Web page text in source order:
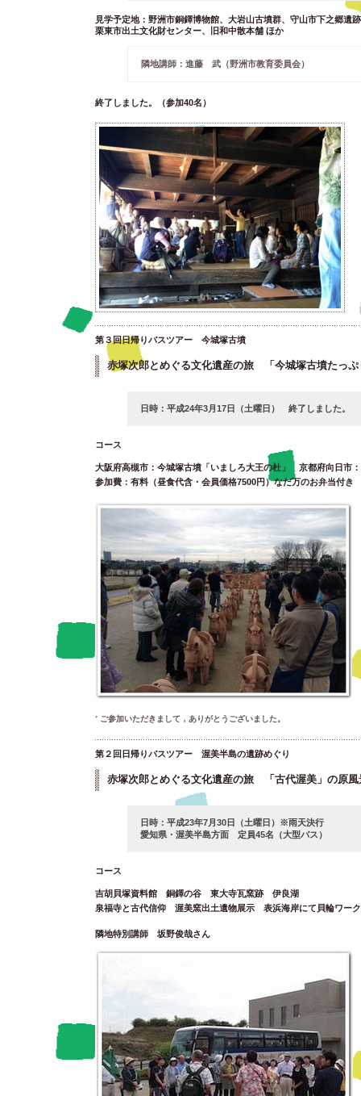
見学予定地：野洲市銅鐸博物館、大岩山古墳群、守山市下之郷遺
栗東市出土文化財センター、旧和中散本舗 ほか
隣地講師：進藤 武（野洲市教育委員会）
終了しました。（参加40名）
第３回日帰りバスツアー 今城塚古墳
赤塚次郎とめぐる文化遺産の旅 「今城塚古墳たっぷ
日時：平成24年3月17日（土曜日） 終了しました。
コース
大阪府高槻市：今城塚古墳「いましろ大王の杜」 京都府向日市
参加費：有料（昼食代含・会員価格7500円）なだ万のお弁当付き
ご参加いただきまして，ありがとうございました。
第２回日帰りバスツアー 渥美半島の遺跡めぐり
赤塚次郎とめぐる文化遺産の旅 「古代渥美」の原風
日時：平成23年7月30日（土曜日）※雨天決行
愛知県・渥美半島方面 定員45名（大型バス）
コース
吉胡貝塚資料館 銅鐸の谷 東大寺瓦窯跡 伊良湖
泉福寺と古代信仰 渥美窯出土遺物展示 表浜海岸にて貝輪ワー
隣地特別講師 坂野俊哉さん